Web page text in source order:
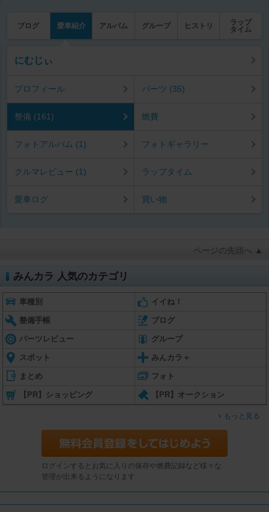
ブログ 愛車紹介 アルバム グループ ヒストリ
ラップ
タイム
にむじぃ
プロフィール パーツ (35)
整備 (161) 燃費
フォトアルバム (1) フォトギャラリー
クルマレビュー (1) ラップタイム
愛車ログ 買い物
ページの先頭へ ▲
みんカラ 人気のカテゴリ
車種別 イイね！
整備手帳 ブログ
パーツレビュー グループ
スポット みんカラ＋
まとめ フォト
【PR】ショッピング 【PR】オークション
もっと見る
ログインするとお気に入りの保存や燃費記録など様々な
管理が出来るようになります